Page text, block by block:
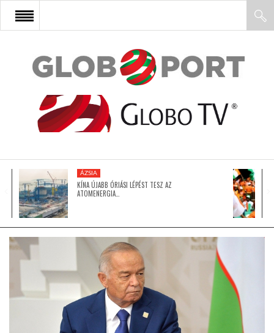
FŐOLDAL
AFRIKA
ÁZSIA
LATIN-AMERIKA
KÖZEL-KELET
ÁZSIA
KÍNA ÚJABB ÓRIÁSI LÉPÉST TESZ AZ
ATOMENERGIA…